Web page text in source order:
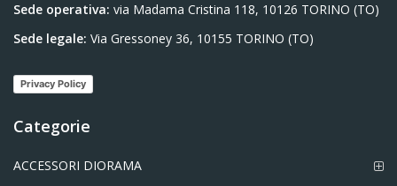
Sede operativa: via Madama Cristina 118, 10126 TORINO (TO)
Sede legale: Via Gressoney 36, 10155 TORINO (TO)
Privacy Policy
Categorie
ACCESSORI DIORAMA